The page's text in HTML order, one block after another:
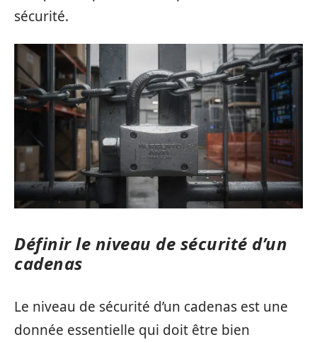
sécurité.
Définir le niveau de sécurité d’un
cadenas
Le niveau de sécurité d’un cadenas est une
donnée essentielle qui doit être bien